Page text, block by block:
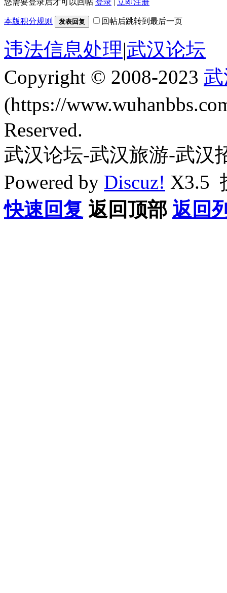
本版积分规则 发表回复 回帖后跳转到最后一页
违法信息处理|武汉论坛
Copyright © 2008-2023
(https://
Reserved.
武汉论坛-武汉旅游-武汉
Powered by Discuz! X3.5
快速回复 返回顶部 返回